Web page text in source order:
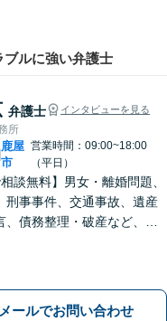
ルに強い弁護士
弁護士 インタビューを見る
所
|
鹿屋
市
営業時間：09:00~18:00
（平日）
相談無料】男女・離婚問題、
刑事事件、交通事故、遺産
、債務整理・破産など、幅
さい。
メールでお問い合わせ